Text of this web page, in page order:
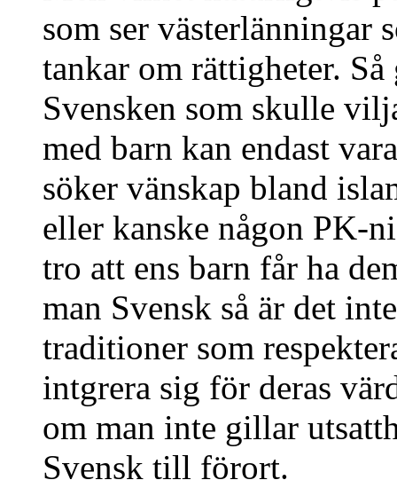
som ser västerlänningar
tankar om rättigheter.
Svensken som skulle
med barn kan endast
söker vänskap bland
eller kanske någon PK-
tro att ens barn får ha
man Svensk så är det
traditioner som
intgrera sig för deras
om man inte gillar
Svensk till förort.